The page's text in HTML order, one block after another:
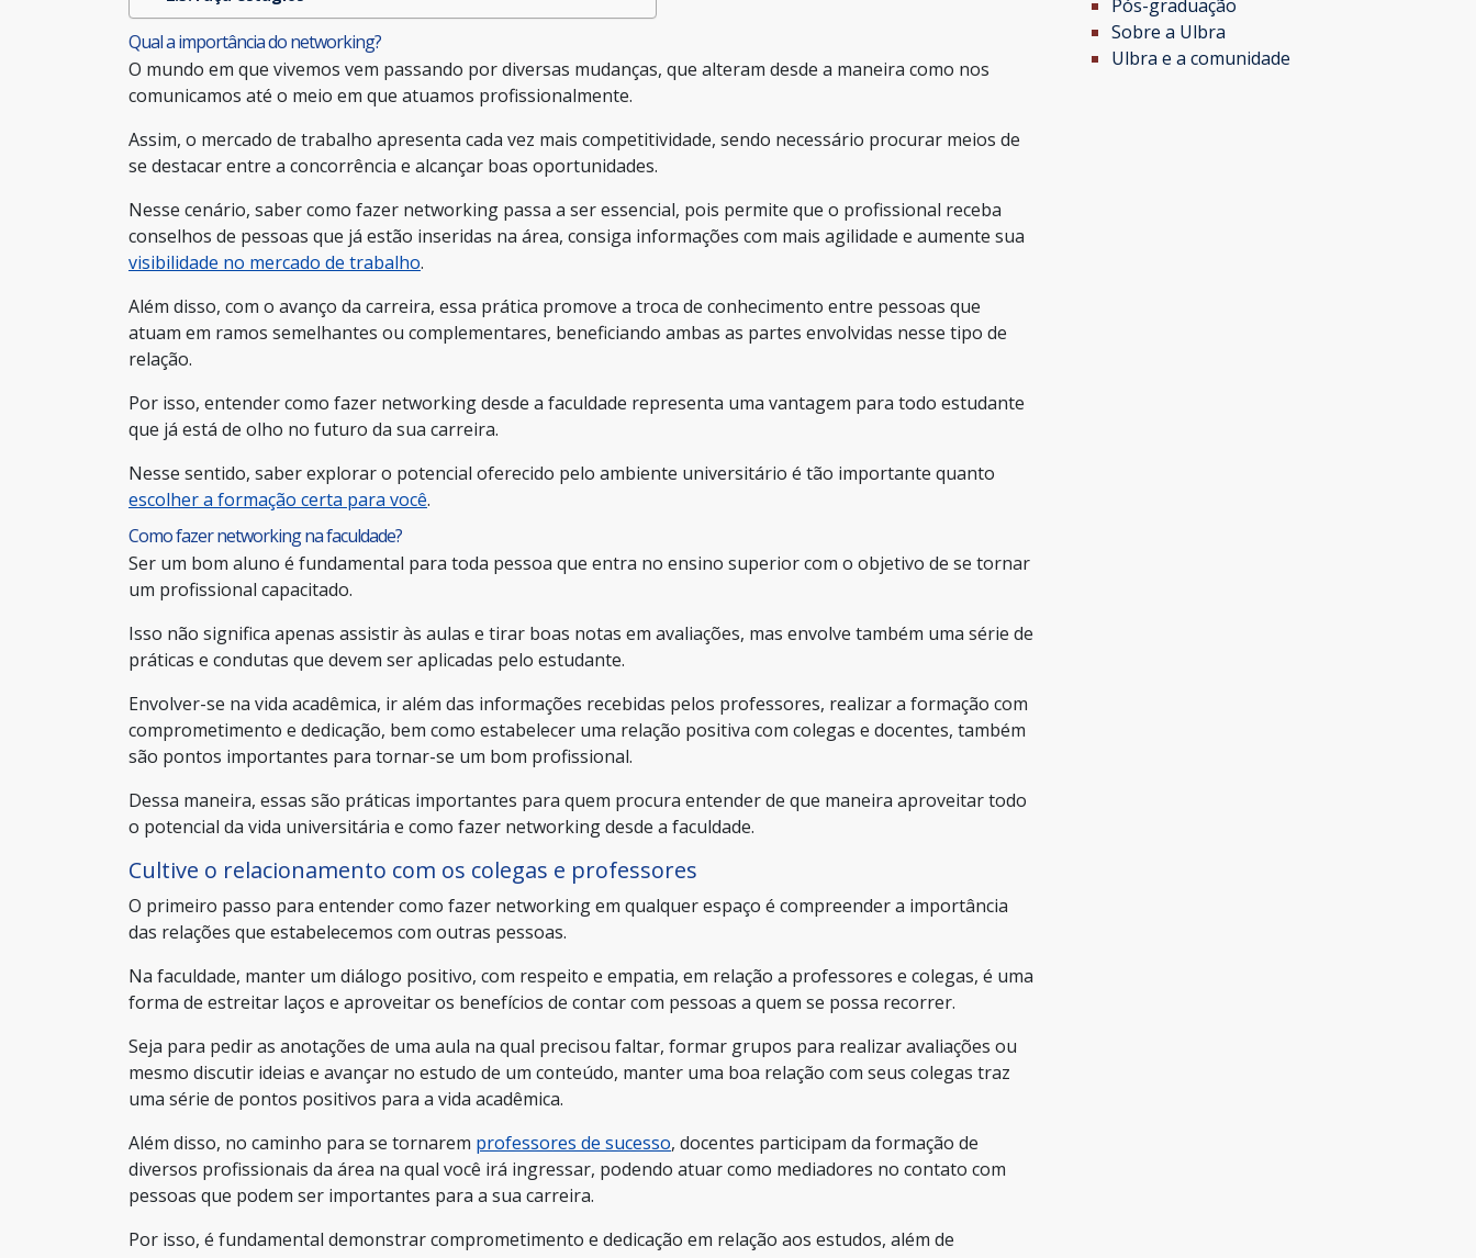
Qual a importância do networking?
O mundo em que vivemos vem passando por diversas mudanças, que alteram desde a maneira como nos
comunicamos até o meio em que atuamos profissionalmente.
Assim, o mercado de trabalho apresenta cada vez mais competitividade, sendo necessário procurar meios de
se destacar entre a concorrência e alcançar boas oportunidades.
Nesse cenário, saber como fazer networking passa a ser essencial, pois permite que o profissional receba
conselhos de pessoas que já estão inseridas na área, consiga informações com mais agilidade e aumente sua
visibilidade no mercado de trabalho.
Além disso, com o avanço da carreira, essa prática promove a troca de conhecimento entre pessoas que
atuam em ramos semelhantes ou complementares, beneficiando ambas as partes envolvidas nesse tipo de
relação.
Por isso, entender como fazer networking desde a faculdade representa uma vantagem para todo estudante
que já está de olho no futuro da sua carreira.
Nesse sentido, saber explorar o potencial oferecido pelo ambiente universitário é tão importante quanto
escolher a formação certa para você.
Como fazer networking na faculdade?
Ser um bom aluno é fundamental para toda pessoa que entra no ensino superior com o objetivo de se tornar
um profissional capacitado.
Isso não significa apenas assistir às aulas e tirar boas notas em avaliações, mas envolve também uma série de
práticas e condutas que devem ser aplicadas pelo estudante.
Envolver-se na vida acadêmica, ir além das informações recebidas pelos professores, realizar a formação com
comprometimento e dedicação, bem como estabelecer uma relação positiva com colegas e docentes, também
são pontos importantes para tornar-se um bom profissional.
Dessa maneira, essas são práticas importantes para quem procura entender de que maneira aproveitar todo
o potencial da vida universitária e como fazer networking desde a faculdade.
Cultive o relacionamento com os colegas e professores
O primeiro passo para entender como fazer networking em qualquer espaço é compreender a importância
das relações que estabelecemos com outras pessoas.
Na faculdade, manter um diálogo positivo, com respeito e empatia, em relação a professores e colegas, é uma
forma de estreitar laços e aproveitar os benefícios de contar com pessoas a quem se possa recorrer.
Seja para pedir as anotações de uma aula na qual precisou faltar, formar grupos para realizar avaliações ou
mesmo discutir ideias e avançar no estudo de um conteúdo, manter uma boa relação com seus colegas traz
uma série de pontos positivos para a vida acadêmica.
Além disso, no caminho para se tornarem professores de sucesso, docentes participam da formação de
diversos profissionais da área na qual você irá ingressar, podendo atuar como mediadores no contato com
pessoas que podem ser importantes para a sua carreira.
Por isso, é fundamental demonstrar comprometimento e dedicação em relação aos estudos, além de
Pós-graduação
Sobre a Ulbra
Ulbra e a comunidade